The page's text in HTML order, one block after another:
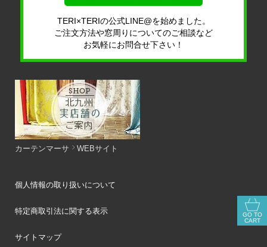
TERI×TERIの公式LINE@を始めました。
ご注文方法や窓周りについてのご相談など
お気軽にお問合せ下さい！
カーテンマーサ WEBサイト
個人情報の取り扱いについて
特定商取引法に関する表示
サイトマップ
GO TO
CART